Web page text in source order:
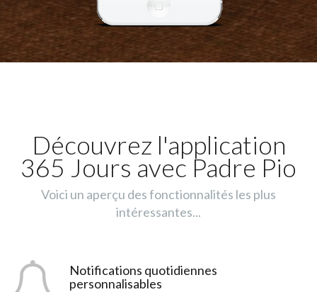
Découvrez l'application
365 Jours avec Padre Pio
Voici un aperçu des fonctionnalités les plus
intéressantes...
Notifications quotidiennes
personnalisables